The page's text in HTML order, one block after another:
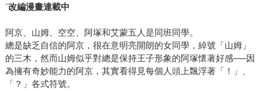
˙改編漫畫連載中
阿京、山姆、空空、阿塚和艾蒙五人是同班同學。
總是缺乏自信的阿京，很在意明亮開朗的女同學，綽號「山姆」
的三木，然而山姆似乎對總是保持王子形象的阿塚懷著好感──因
為擁有奇妙能力的阿京，其實看得見每個人頭上飄浮著「！」、
「？」各式符號。